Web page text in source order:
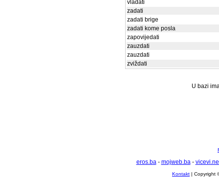
vladati
zadati
zadati brige
zadati kome posla
zapovijedati
zauzdati
zauzdati
zviždati
U bazi
eros.ba- mojweb.ba-
Kontakt | Copyright